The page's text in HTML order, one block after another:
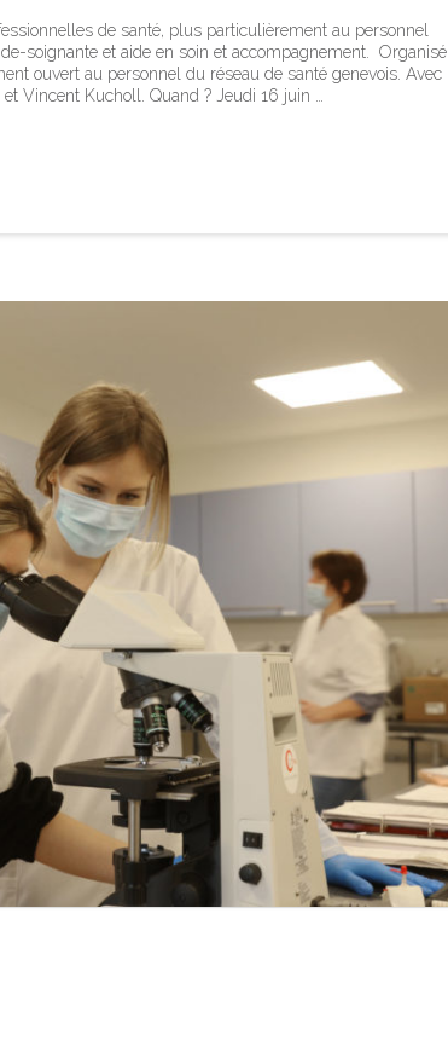
de santé, plus particulièrement au personnel
soignante et aide en soin et accompagnement. Organisé
ouvert au personnel du réseau de santé genevois. Avec
Vincent Kucholl. Quand ? Jeudi 16 juin …